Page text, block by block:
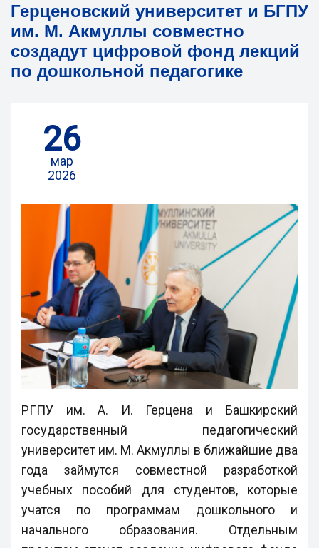
Герценовский университет и БГПУ
им. М. Акмуллы совместно
создадут цифровой фонд лекций
по дошкольной педагогике
26
мар
2026
РГПУ им. А. И. Герцена и Башкирский
государственный педагогический
университет им. М. Акмуллы в ближайшие два
года займутся совместной разработкой
учебных пособий для студентов, которые
учатся по программам дошкольного и
начального образования. Отдельным